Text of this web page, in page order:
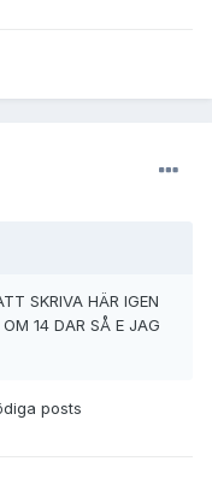
SKRIVA HÄR IGEN
14 DAR SÅ E JAG
posts